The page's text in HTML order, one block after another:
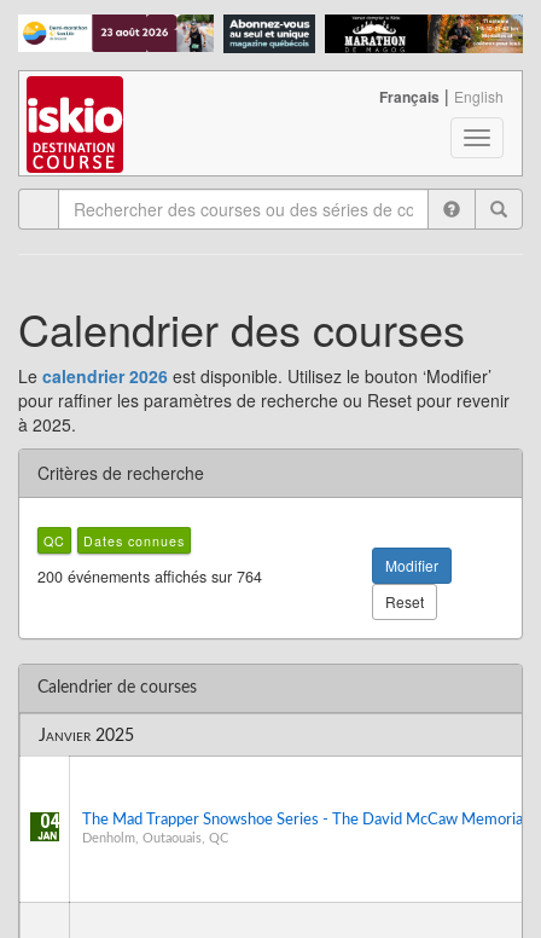
T
o
g
l
g
a
i
n
Français | English
Calendrier des courses
Le calendrier 2026 est disponible. Utilisez le bouton ‘Modifier’
pour raffiner les paramètres de recherche ou Reset pour revenir
à 2025.
Critères de recherche
QC Dates connues
200 événements affichés sur 764
Modifier
Reset
Calendrier de courses
Janvier 2025
04 The Mad Trapper Snowshoe Series - The David McCaw Memorial
Denholm, Outaouais, QC